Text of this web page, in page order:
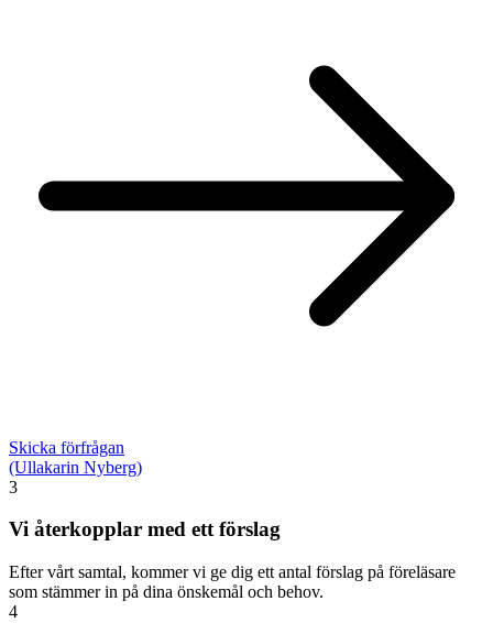
Skicka förfrågan
(Ullakarin Nyberg)
3
Vi återkopplar med ett förslag
Efter vårt samtal, kommer vi ge dig ett antal förslag på föreläsare
som stämmer in på dina önskemål och behov.
4